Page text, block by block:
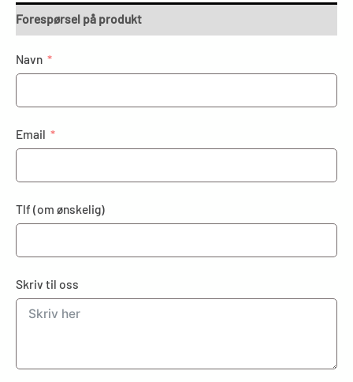
Forespørsel på produkt
Navn
Email
Tlf (om ønskelig)
Skriv til oss